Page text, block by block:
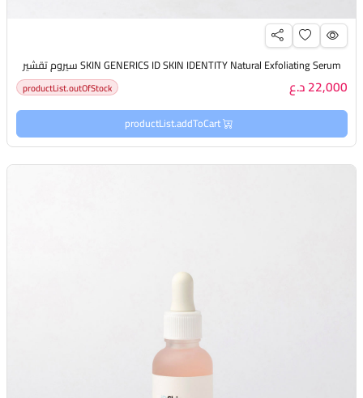
SKIN GENERICS ID SKIN IDENTITY Natural Exfoliating Serum سيروم تقشير
22,000 د.ع productList.outOfStock
productList.addToCart